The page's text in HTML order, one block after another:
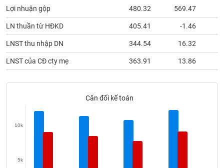
Lợi nhuận gộp 480.32 569.47
LN thuần từ HĐKD 405.41 -1.46
LNST thu nhập DN 344.54 16.32
LNST của CĐ cty mẹ 363.91 13.86
Cân đối kế toán
5k
10k
phân
tích
(-)
Thuật
ngữ
(-)